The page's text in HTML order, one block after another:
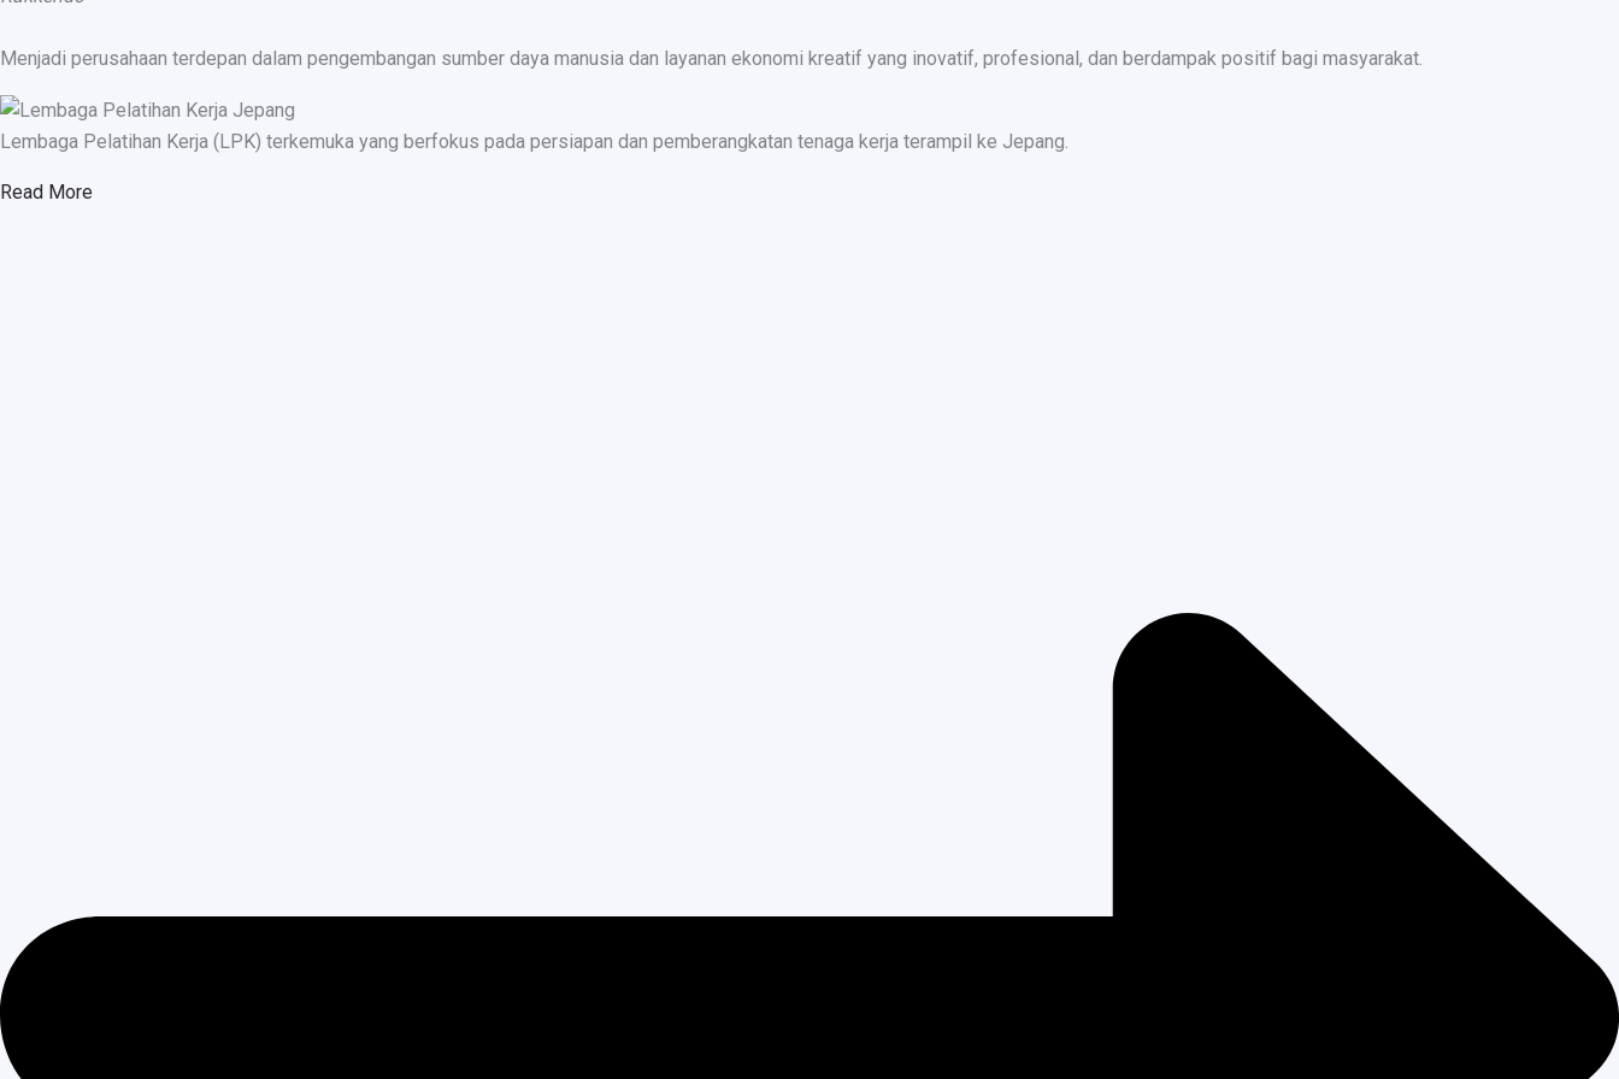
Menjadi perusahaan terdepan dalam pengembangan sumber daya manusia dan layanan ekonomi kreatif yang inovatif, profesional, dan berdampak positif bagi masyarakat.
Lembaga Pelatihan Kerja (LPK) terkemuka yang berfokus pada persiapan dan pemberangkatan tenaga kerja terampil ke Jepang.
Read More